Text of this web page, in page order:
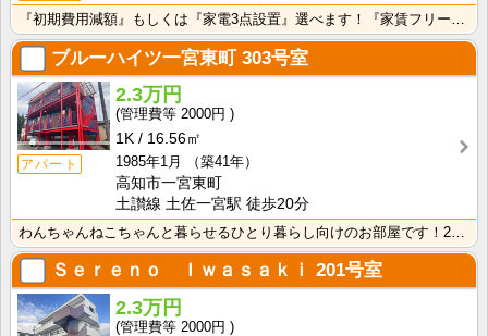
ブルーハイツ一宮東町303号室
アパート
2.3万円
2000円
1K
16.56㎡
1985年1月
（築41年）
高知市一宮東町
土讃線 土佐一宮駅 徒歩20分
Ｓｅｒｅｎｏ Ｉｗａｓａｋｉ 201号室
2.3万円
2000円